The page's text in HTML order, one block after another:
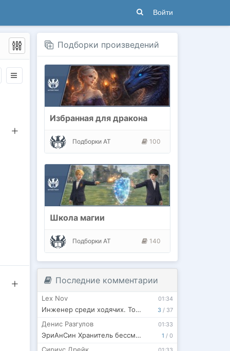
Войти
Подборки произведений
Избранная для дракона
Подборки АТ 100
Школа магии
Подборки АТ 140
Последние комментарии
3 / 37
01:34
Lex Nov
Инженер среди ходячих. Том 3
1 / 0
01:33
Денис Разгулов
ЭриАнСин Хранитель бессмертных душ. Том 3. Последняя страница
Сириус Дрейк